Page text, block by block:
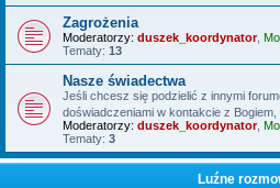
Zagrożenia
Moderatorzy: duszek_koordynator,
Tematy: 13
Nasze świadectwa
Jeśli chcesz się podzielić z innymi
doświadczeniami w kontakcie z Bogiem,
Moderatorzy: duszek_koordynator,
Tematy: 3
Luźne